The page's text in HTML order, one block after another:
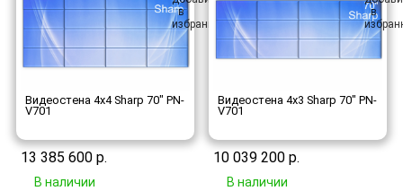
Видеостена 4x4 Sharp 70" PN-
V701
13 385 600 р.
В наличии
Видеостена 4x3 Sharp 70" PN-
V701
10 039 200 р.
В наличии